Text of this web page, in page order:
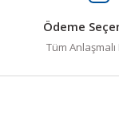
Ödeme
Tüm